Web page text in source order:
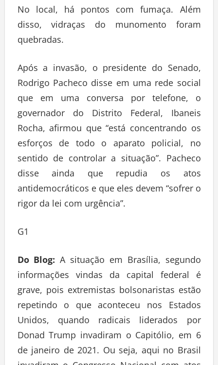
No local, há pontos com fumaça. Além
disso, vidraças do munomento foram
quebradas.
Após a invasão, o presidente do Senado,
Rodrigo Pacheco disse em uma rede social
que em uma conversa por telefone, o
governador do Distrito Federal, Ibaneis
Rocha, afirmou que “está concentrando os
esforços de todo o aparato policial, no
sentido de controlar a situação”. Pacheco
disse ainda que repudia os atos
antidemocráticos e que eles devem “sofrer o
rigor da lei com urgência”.
G1
Do Blog:A situação em Brasília, segundo
informações vindas da capital federal é
grave, pois extremistas bolsonaristas estão
repetindo o que aconteceu nos Estados
Unidos, quando radicais liderados por
Donad Trump invadiram o Capitólio, em 6
de janeiro de 2021. Ou seja, aqui no Brasil